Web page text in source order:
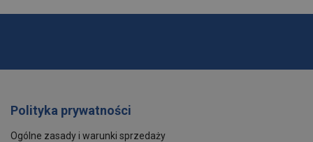
Polityka prywatności
Ogólne zasady i warunki sprzedaży